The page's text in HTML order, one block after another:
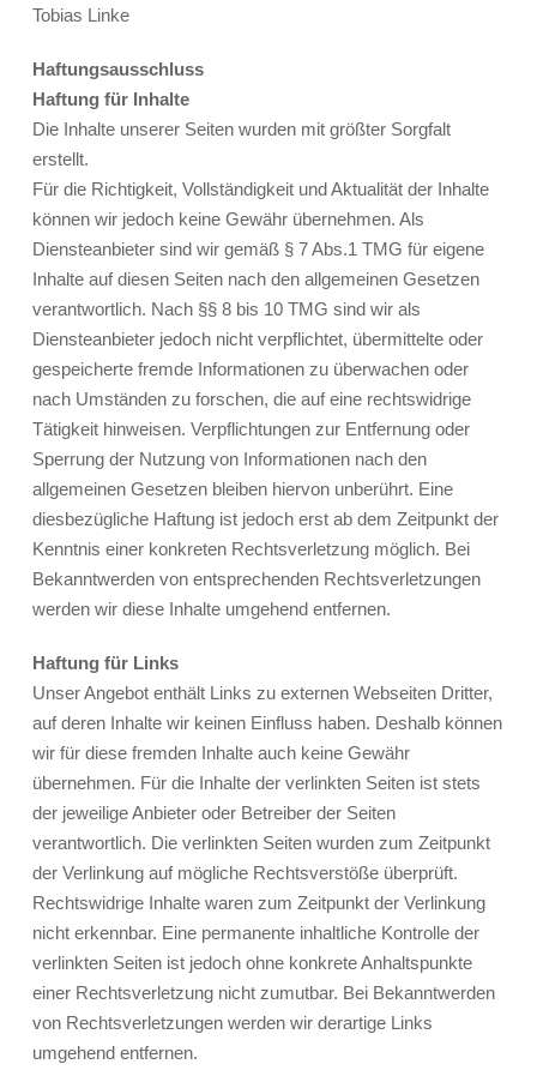
Tobias Linke
Haftungsausschluss
Haftung für Inhalte
Die Inhalte unserer Seiten wurden mit größter Sorgfalt
erstellt.
Für die Richtigkeit, Vollständigkeit und Aktualität der Inhalte
können wir jedoch keine Gewähr übernehmen. Als
Diensteanbieter sind wir gemäß § 7 Abs.1 TMG für eigene
Inhalte auf diesen Seiten nach den allgemeinen Gesetzen
verantwortlich. Nach §§ 8 bis 10 TMG sind wir als
Diensteanbieter jedoch nicht verpflichtet, übermittelte oder
gespeicherte fremde Informationen zu überwachen oder
nach Umständen zu forschen, die auf eine rechtswidrige
Tätigkeit hinweisen. Verpflichtungen zur Entfernung oder
Sperrung der Nutzung von Informationen nach den
allgemeinen Gesetzen bleiben hiervon unberührt. Eine
diesbezügliche Haftung ist jedoch erst ab dem Zeitpunkt der
Kenntnis einer konkreten Rechtsverletzung möglich. Bei
Bekanntwerden von entsprechenden Rechtsverletzungen
werden wir diese Inhalte umgehend entfernen.
Haftung für Links
Unser Angebot enthält Links zu externen Webseiten Dritter,
auf deren Inhalte wir keinen Einfluss haben. Deshalb können
wir für diese fremden Inhalte auch keine Gewähr
übernehmen. Für die Inhalte der verlinkten Seiten ist stets
der jeweilige Anbieter oder Betreiber der Seiten
verantwortlich. Die verlinkten Seiten wurden zum Zeitpunkt
der Verlinkung auf mögliche Rechtsverstöße überprüft.
Rechtswidrige Inhalte waren zum Zeitpunkt der Verlinkung
nicht erkennbar. Eine permanente inhaltliche Kontrolle der
verlinkten Seiten ist jedoch ohne konkrete Anhaltspunkte
einer Rechtsverletzung nicht zumutbar. Bei Bekanntwerden
von Rechtsverletzungen werden wir derartige Links
umgehend entfernen.